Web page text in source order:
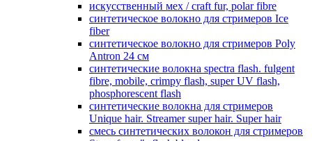
искусственный мех / craft fur, polar fibre
синтетическое волокно для стримеров Ice
fiber
синтетическое волокно для стримеров Poly
Antron 24 см
синтетические волокна spectra flash. fulgent
fibre, mobile, crimpy flash, super UV flash,
phosphorescent flash
синтетические волокна для стримеров
Unique hair. Strеamer super hair. Super hair
смесь синтетических волокон для стримеров